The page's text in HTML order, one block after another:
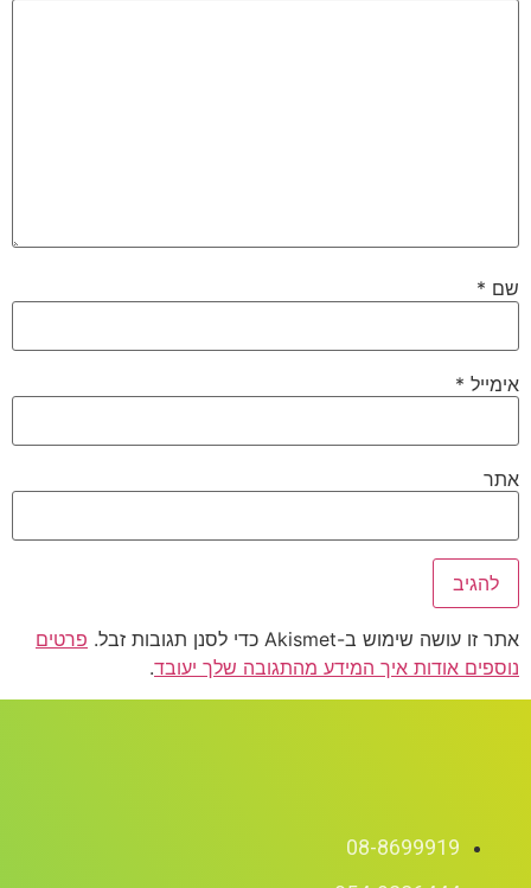
שם *
אימייל *
אתר
אתר זו עושה שימוש ב-Akismet כדי לסנן תגובות זבל.
פרטים
נוספים אודות איך המידע מהתגובה שלך יעובד.
08-8699919